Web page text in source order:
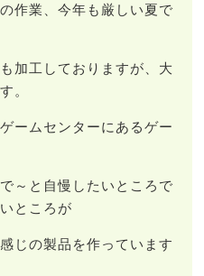
作業、今年も厳しい夏で
加工しておりますが、大
。
ームセンターにあるゲー
～と自慢したいところで
ところが
じの製品を作っています